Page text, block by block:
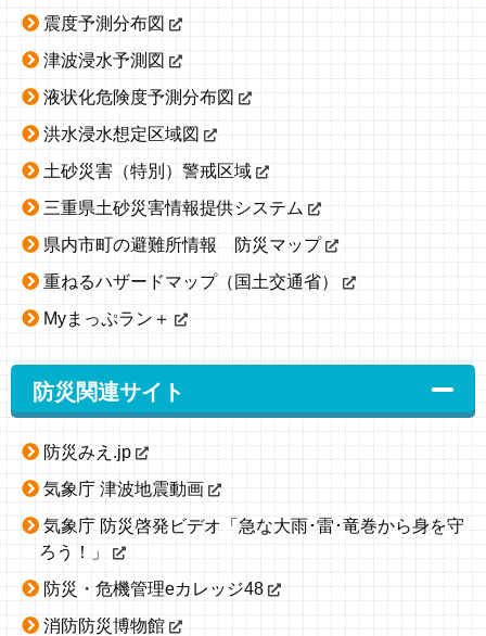
震度予測分布図
津波浸水予測図
液状化危険度予測分布図
洪水浸水想定区域図
土砂災害（特別）警戒区域
三重県土砂災害情報提供システム
県内市町の避難所情報 防災マップ
重ねるハザードマップ（国土交通省）
Myまっぷラン＋
防災関連サイト
防災みえ.jp
気象庁 津波地震動画
気象庁 防災啓発ビデオ「急な大雨･雷･竜巻から身を守
ろう！」
防災・危機管理eカレッジ48
消防防災博物館